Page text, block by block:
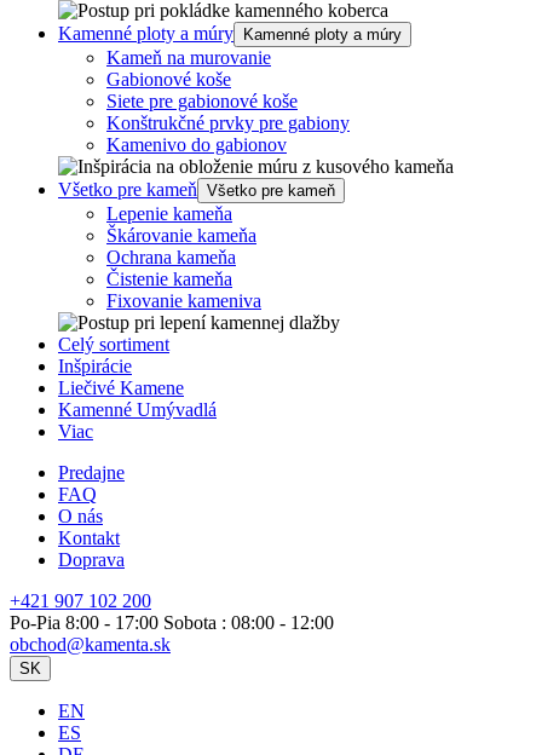
Kamenné ploty a múry Kamenné ploty a múry
Kameň na murovanie
Gabionové koše
Siete pre gabionové koše
Konštrukčné prvky pre gabiony
Kamenivo do gabionov
Všetko pre kameň Všetko pre kameň
Lepenie kameňa
Škárovanie kameňa
Ochrana kameňa
Čistenie kameňa
Fixovanie kameniva
Celý sortiment
Inšpirácie
Liečivé Kamene
Kamenné Umývadlá
Viac
Predajne
FAQ
O nás
Kontakt
Doprava
+421 907 102 200
Po-Pia 8:00 - 17:00 Sobota : 08:00 - 12:00
obchod@kamenta.sk
SK
EN
ES